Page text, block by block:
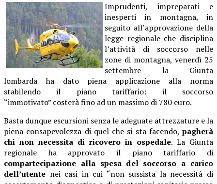
Imprudenti, impreparati e
inesperti in montagna, in
seguito all’approvazione della
legge regionale che disciplina
l’attività di soccorso nelle
zone di montagna, venerdì 25
settembre la Giunta
lombarda ha dato piena applicazione alla norma
stabilendo il piano tariffario: il soccorso
“immotivato” costerà fino ad un massimo di 780 euro.
Basta dunque escursioni senza le adeguate attrezzature e la
piena consapevolezza di quel che si sta facendo, pagherà
chi non necessita di ricovero in ospedale. La Giunta
regionale ha approvato il piano tariffario di
compartecipazione alla spesa del soccorso a carico
dell’utente nei casi in cui “non sussista la necessità di